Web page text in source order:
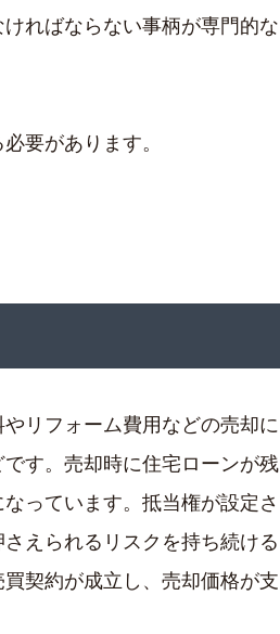
ればならない事柄が専門的な
要があります。
リフォーム費用などの売却に
す。売却時に住宅ローンが残
っています。抵当権が設定さ
えられるリスクを持ち続ける
契約が成立し、売却価格が支